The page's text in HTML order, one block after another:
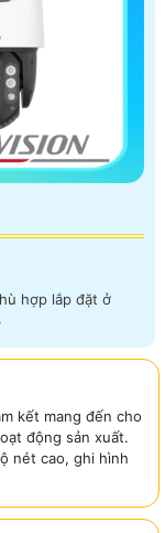
hợp lắp đặt ở
kết mang đến cho
động sản xuất.
nét cao, ghi hình